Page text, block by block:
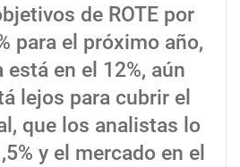
de ROTE por
para el próximo año,
está en el 12%, aún
lejos para cubrir el
que los analistas lo
y el mercado en el